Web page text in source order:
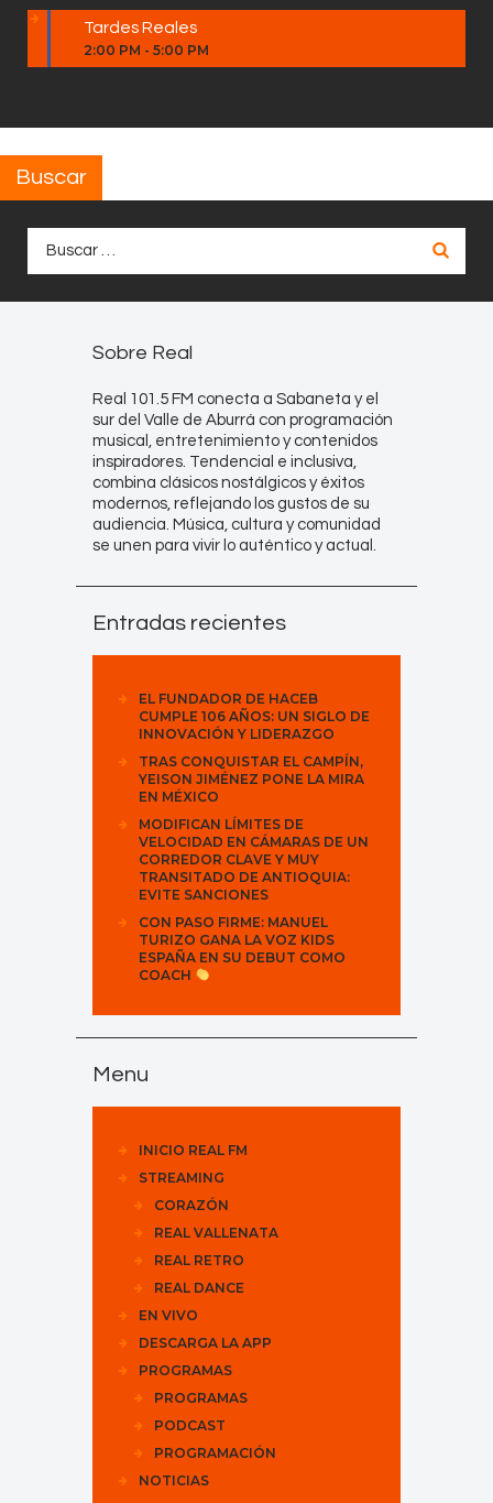
Tardes Reales
2:00 PM - 5:00 PM
Buscar
Sobre Real
Real 101.5 FM conecta a Sabaneta y el
sur del Valle de Aburrá con programación
musical, entretenimiento y contenidos
inspiradores. Tendencial e inclusiva,
combina clásicos nostálgicos y éxitos
modernos, reflejando los gustos de su
audiencia. Música, cultura y comunidad
se unen para vivir lo auténtico y actual.
Entradas recientes
EL FUNDADOR DE HACEB
CUMPLE 106 AÑOS: UN SIGLO DE
INNOVACIÓN Y LIDERAZGO
TRAS CONQUISTAR EL CAMPÍN,
YEISON JIMÉNEZ PONE LA MIRA
EN MÉXICO
MODIFICAN LÍMITES DE
VELOCIDAD EN CÁMARAS DE UN
CORREDOR CLAVE Y MUY
TRANSITADO DE ANTIOQUIA:
EVITE SANCIONES
CON PASO FIRME: MANUEL
TURIZO GANA LA VOZ KIDS
ESPAÑA EN SU DEBUT COMO
COACH
Menu
INICIO REAL FM
STREAMING
CORAZÓN
REAL VALLENATA
REAL RETRO
REAL DANCE
EN VIVO
DESCARGA LA APP
PROGRAMAS
PROGRAMAS
PODCAST
PROGRAMACIÓN
NOTICIAS